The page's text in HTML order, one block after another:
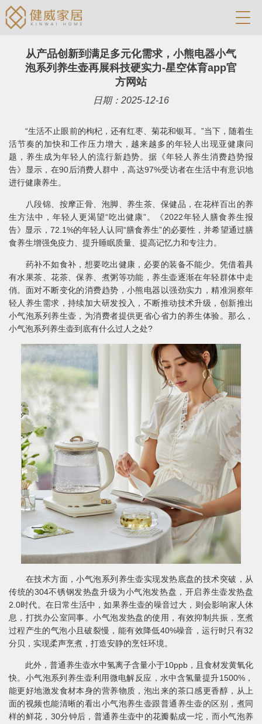
从产品创新到满足多元化需求，小熊电器小气
泡系列养生壶再展科技硬实力-星空体育app官
方网站
日期：2025-12-16
“生活不止眼前的枸杞，还有红枣、菊花和银耳。”当下，随着生
活节奏的加快和工作压力增大，越来越多的年轻人出现亚健康问
题，养生成为年轻人的流行新趋势。据《年轻人养生消费趋势报
告》显示，在90后消费人群中，高达97%受访者在生活中有意识地
进行健康养生。
八段锦、按摩正骨、泡脚、养生茶、保健品，在花样百出的养
生方法中，年轻人更渴望“吃出健康”。《2022年轻人膳食养生报
告》显示，72.1%的年轻人认同“膳食养生”的必要性，并希望通过膳
食养生增强免疫力、提升睡眠质量、提高记忆力和专注力。
药补不如食补，想要吃出健康，必要的装备不能少。凭借着具
有水果茶、花茶、保养、煮粥等功能，养生壶逐渐在年轻群体中走
俏。面对不断变化的消费趋势，小熊电器以强劲实力，精准洞察年
轻人养生需求，持续加大研发投入，不断推动技术升级，创新推出
小气泡系列养生壶，为消费者提供更省心省力的养生体验。那么，
小气泡系列养生壶到底有什么过人之处?
在技术方面，小气泡系列养生壶实现发热底盘的技术突破，从
传统的304不锈钢发热盘升级为小气泡发热盘，开启养生壶发热盘
2.0时代。在日常生活中，如果养生壶的噪音过大，则会影响家人休
息，打扰办公室同事。小气泡发热盘的使用，有效抑制共振，烹煮
过程产生的气泡小且破裂慢，能有效降低40%噪音，运行时只有32
分贝，实现柔声烹煮，打造安静的烹饪环境。
此外，普通养生壶水中氢离子含量小于10ppb，且食材发黄氧化
快。小气泡系列养生壶利用微电解反应，水中含氢量提升1500%，
能更好地激发食材本身的营养物质，泡出来的茶口感更香醇，从上
面的视频也能清晰的看出小气泡养生壶跟普通养生壶的区别，煮同
样的鲜花，30分钟后，普通养生壶中的花瓣黏成一坨，而小气泡养